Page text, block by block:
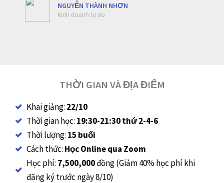
NGUYỄN THÀNH NHƠN
Kinh doanh tự do
THỜI GIAN VÀ ĐỊA ĐIỂM
Khai giảng: 22/10
Thời gian học: 19:30-21:30 thứ 2-4-6
Thời lượng: 15 buổi
Cách thức: Học Online qua Zoom
Học phí: 7,500,000đồng(Giảm 40% học phí khi
đăng ký trước ngày 8/10)